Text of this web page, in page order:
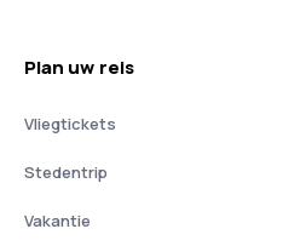
Plan uw reis
Vliegtickets
Stedentrip
Vakantie